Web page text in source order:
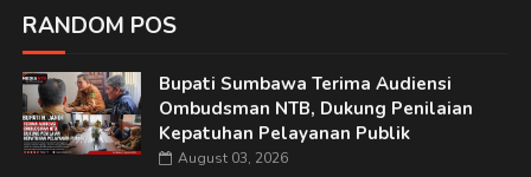
RANDOM POS
Bupati Sumbawa Terima Audiensi
Ombudsman NTB, Dukung Penilaian
Kepatuhan Pelayanan Publik
August 03, 2026